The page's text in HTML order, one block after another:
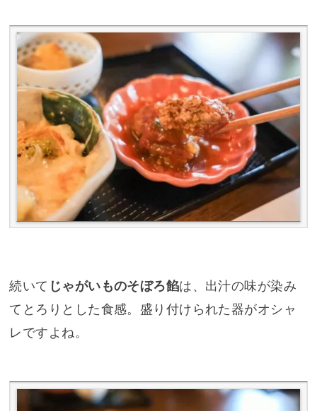
続いて じゃがいものそぼろ餡は、出汁の味が染み
てとろりとした食感。盛り付けられた器がオシャ
レですよね。